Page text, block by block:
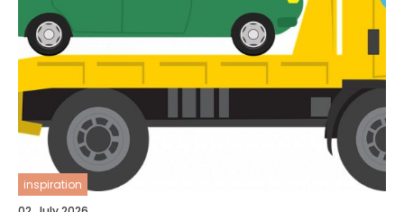
inspiration